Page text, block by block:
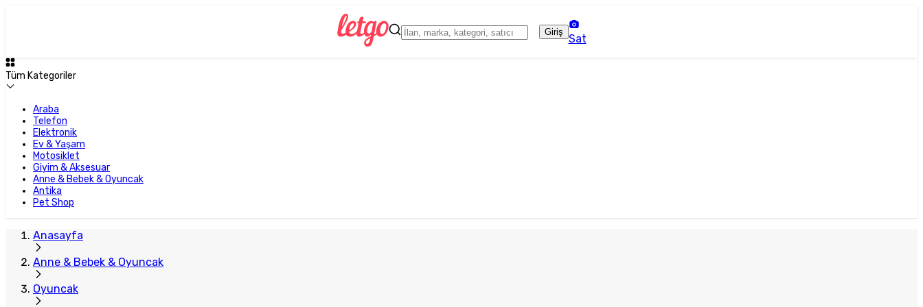
Giriş
Sat
Tüm Kategoriler
Araba
Telefon
Elektronik
Ev & Yaşam
Motosiklet
Giyim & Aksesuar
Anne & Bebek & Oyuncak
Antika
Pet Shop
Anasayfa
Anne & Bebek & Oyuncak
Oyuncak